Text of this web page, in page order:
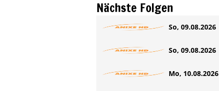
Nächste Folgen
So,
So,
Mo,